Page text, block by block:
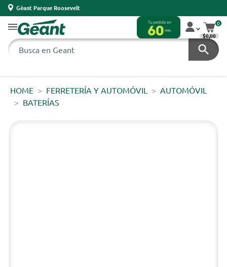
Géant Parque Roosevelt
0
$0,00
HOME FERRETERÍA Y AUTOMÓVIL
AUTOMÓVIL
BATERÍAS